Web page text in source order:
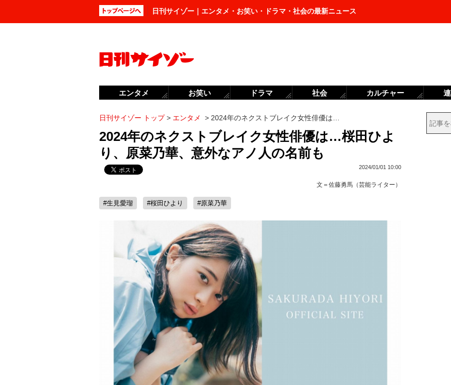
日刊サイゾー｜エンタメ・お笑い・ドラマ・社会の最新ニュース
日刊サイゾー トップ> エンタメ > 2024年のネクストブレイク女性俳優は…
2024年のネクストブレイク女性俳優は…桜田ひよ
り、原菜乃華、意外なアノ人の名前も
2024/01/01 10:00
文＝ 佐藤勇馬（芸能ライター）
#生見愛瑠 #桜田ひより #原菜乃華
エンタメ お笑い ドラマ 社会 カルチャー